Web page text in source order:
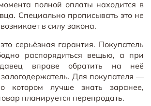
полной оплаты находится в
Специально прописывать это не
в силу закона.
серьёзная гарантия. Покупатель
распорядиться вещью, а при
вправе обратить на неё
Для покупателя —
котором лучше знать заранее,
планируется перепродать.